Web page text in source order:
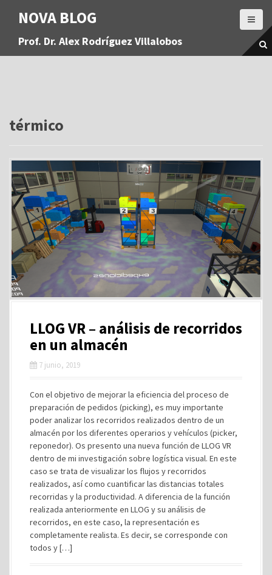
a
NOVA BLOG
Prof. Dr. Alex Rodríguez Villalobos
térmico
LLOG VR – análisis de recorridos
en un almacén
7 junio, 2019
Con el objetivo de mejorar la eficiencia del proceso de
preparación de pedidos (picking), es muy importante
poder analizar los recorridos realizados dentro de un
almacén por los diferentes operarios y vehículos (picker,
reponedor). Os presento una nueva función de LLOG VR
dentro de mi investigación sobre logística visual. En este
caso se trata de visualizar los flujos y recorridos
realizados, así como cuantificar las distancias totales
recorridas y la productividad. A diferencia de la función
realizada anteriormente en LLOG y su análisis de
recorridos, en este caso, la representación es
completamente realista. Es decir, se corresponde con
todos y […]